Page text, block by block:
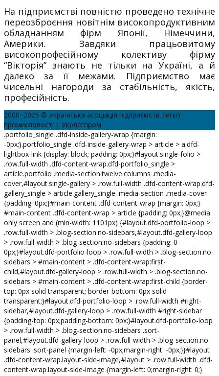
На підприємстві повністю проведено технічне
переозброєння новітнім високопродуктивним
обладнанням фірм Японії, Німеччини,
Америки. Завдяки працьовитому
високопрофесійному колективу фірму
“Вікторія” знають не тільки на Україні, а й
далеко за її межами. Підприємство має
чисельні нагороди за стабільність, якість,
професійність.
2000–2025 © Українська асоціація підприємств легкої
промисловості | Укрлегпром
.portfolio_single .dfd-inside-gallery-wrap {margin:
-0px;}.portfolio_single .dfd-inside-gallery-wrap > article > a.dfd-
lightbox-link {display: block; padding: 0px;}#layout.single-folio >
.row.full-width .dfd-content-wrap.dfd-portfolio_single >
article.portfolio .media-section.twelve.columns .media-
cover,#layout.single-gallery > .row.full-width .dfd-content-wrap.dfd-
gallery_single > article.gallery_single .media-section .media-cover
{padding: 0px;}#main-content .dfd-content-wrap {margin: 0px;}
#main-content .dfd-content-wrap > article {padding: 0px;}@media
only screen and (min-width: 1101px) {#layout.dfd-portfolio-loop >
.row.full-width > .blog-section.no-sidebars,#layout.dfd-gallery-loop
> .row.full-width > .blog-section.no-sidebars {padding: 0
0px;}#layout.dfd-portfolio-loop > .row.full-width > .blog-section.no-
sidebars > #main-content > .dfd-content-wrap:first-
child,#layout.dfd-gallery-loop > .row.full-width > .blog-section.no-
sidebars > #main-content > .dfd-content-wrap:first-child {border-
top: 0px solid transparent; border-bottom: 0px solid
transparent;}#layout.dfd-portfolio-loop > .row.full-width #right-
sidebar,#layout.dfd-gallery-loop > .row.full-width #right-sidebar
{padding-top: 0px;padding-bottom: 0px;}#layout.dfd-portfolio-loop
> .row.full-width > .blog-section.no-sidebars .sort-
panel,#layout.dfd-gallery-loop > .row.full-width > .blog-section.no-
sidebars .sort-panel {margin-left: -0px;margin-right: -0px;}}#layout
.dfd-content-wrap.layout-side-image,#layout > .row.full-width .dfd-
content-wrap.layout-side-image {margin-left: 0;margin-right: 0;}